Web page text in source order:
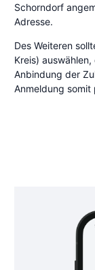
Schorndorf
Adresse.
Des Weiteren
Kreis)
Anbindung der
Anmeldung